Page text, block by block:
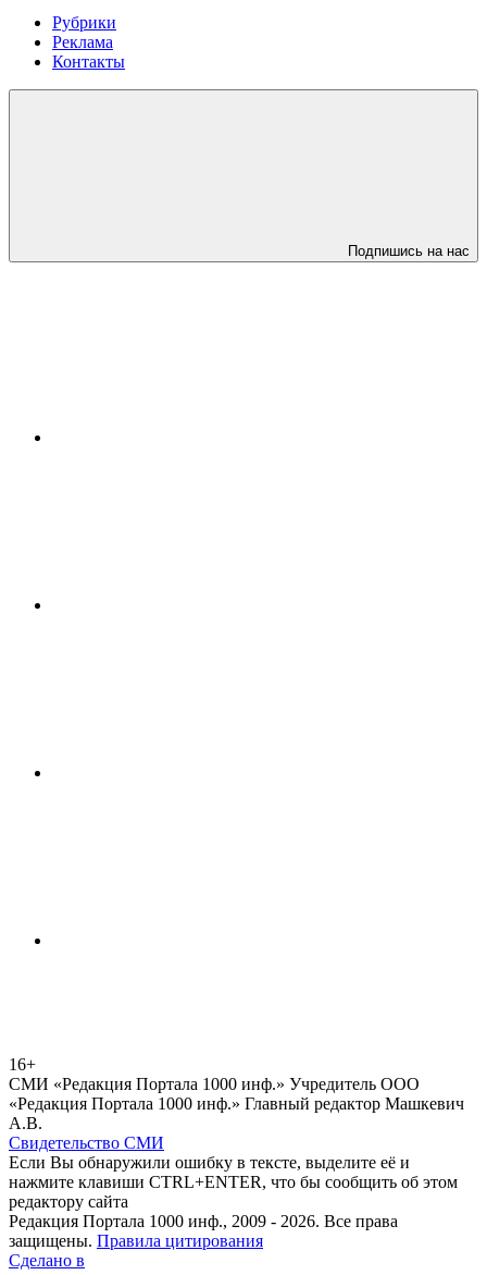
Рубрики
Реклама
Контакты
Подпишись на нас
16+
СМИ «Редакция Портала 1000 инф.» Учредитель ООО
«Редакция Портала 1000 инф.» Главный редактор Машкевич
А.В.
Свидетельство СМИ
Если Вы обнаружили ошибку в тексте, выделите её и
нажмите клавиши CTRL+ENTER, что бы сообщить об этом
редактору сайта
Редакция Портала 1000 инф., 2009 - 2026. Все права
защищены. Правила цитирования
Сделано в